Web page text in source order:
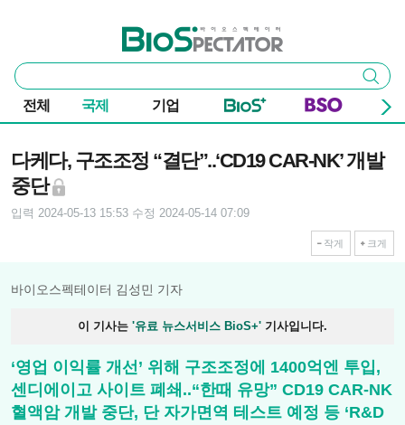
바이오스펙테이터
통
합
검
색
검색
전체 국제 기업
다케다, 구조조정 “결단”..‘CD19 CAR-NK’ 개발
중단
입력 2024-05-13 15:53 수정 2024-05-14 07:09
작게 크게
바이오스펙테이터 김성민 기자
이 기사는 '유료 뉴스서비스 BioS+' 기사입니다.
‘영업 이익률 개선’ 위해 구조조정에 1400억엔 투입,
센디에이고 사이트 폐쇄..“한때 유망” CD19 CAR-NK
혈액암 개발 중단, 단 자가면역 테스트 예정 등 ‘R&D